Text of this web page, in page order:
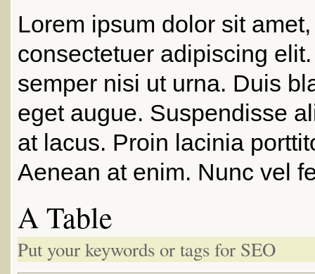
Lorem ipsum dolor sit amet,
consectetuer adipiscing
semper nisi ut urna. Duis
eget augue. Suspendisse
at lacus. Proin lacinia
Aenean at enim. Nunc vel
A Table
Put your keywords or tags for SEO